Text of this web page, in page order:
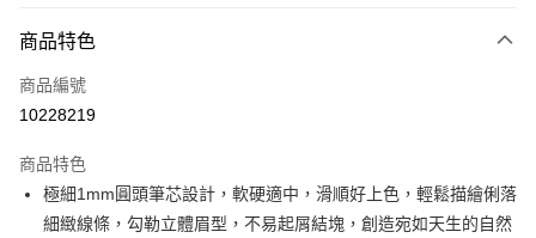
大哥付你分期
【大哥付你分期使用說明】
1.本服務由台灣大哥大提供，台灣大哥大用戶可立即使用無須另外申請。
流程，驗證手機門號後，選擇欲分期的期數、繳款截止日，確認付款後即完
成交易。
3.實際核准額度、可分期數及費用金額請依後續交易確認頁面所載為準。
4.訂單成立30分鐘內，如未前往確認交易或遇審核未通過，訂單將自動取
AFTEE先享後付
【關於「AFTEE先享後付」】
AFTEE先享後付是「在收到商品之後才付款」的支付方式。 讓您購物簡單
便利好安心！
１．簡單：不需註冊會員、不需綁卡、不需儲值。
ATM付款
商品特色
商品編號
10228219
商品特色
極細1mm圓頭筆芯設計，軟硬適中，滑順好上色，輕鬆描繪俐落
細緻線條，勾勒立體眉型，不易起屑結塊，創造宛如天生的自然